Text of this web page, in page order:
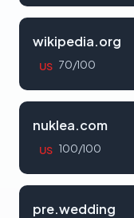
wikipedia.org
US 70/100
nuklea.com
US 100/100
pre.wedding